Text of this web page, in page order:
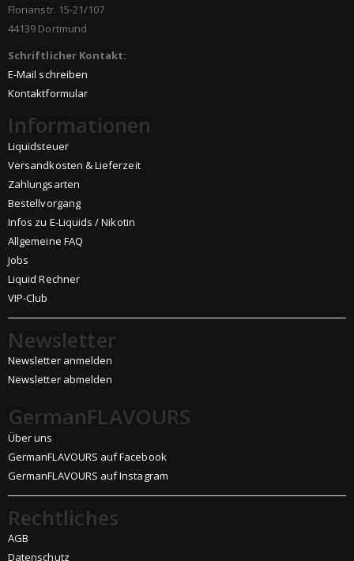
Florianstr. 15-21/107
44139 Dortmund
Schriftlicher Kontakt:
E-Mail schreiben
Kontaktformular
Informationen
Liquidsteuer
Versandkosten & Lieferzeit
Zahlungsarten
Bestellvorgang
Infos zu E-Liquids / Nikotin
Allgemeine FAQ
Jobs
Liquid Rechner
VIP-Club
Newsletter
Newsletter anmelden
Newsletter abmelden
GermanFLAVOURS
Über uns
GermanFLAVOURS auf Facebook
GermanFLAVOURS auf Instagram
Rechtliches
AGB
Datenschutz